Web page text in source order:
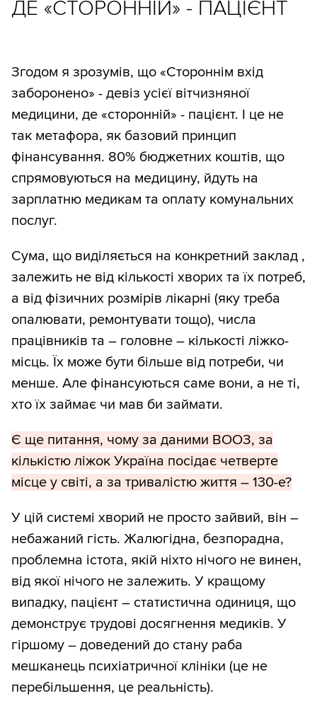
ДЕ «СТОРОННІЙ» - ПАЦІЄНТ
Згодом я зрозумів, що «Стороннім вхід
заборонено» - девіз усієї вітчизняної
медицини, де «сторонній» - пацієнт. І це не
так метафора, як базовий принцип
фінансування. 80% бюджетних коштів, що
спрямовуються на медицину, йдуть на
зарплатню медикам та оплату комунальних
послуг.
Сума, що виділяється на конкретний заклад ,
залежить не від кількості хворих та їх потреб,
а від фізичних розмірів лікарні (яку треба
опалювати, ремонтувати тощо), числа
працівників та – головне – кількості ліжко-
місць. Їх може бути більше від потреби, чи
менше. Але фінансуються саме вони, а не ті,
хто їх займає чи мав би займати.
Є ще питання, чому за даними ВООЗ, за
кількістю ліжок Україна посідає четверте
місце у світі, а за тривалістю життя – 130-е?
У цій системі хворий не просто зайвий, він –
небажаний гість. Жалюгідна, безпорадна,
проблемна істота, якій ніхто нічого не винен,
від якої нічого не залежить. У кращому
випадку, пацієнт – статистична одиниця, що
демонструє трудові досягнення медиків. У
гіршому – доведений до стану раба
мешканець психіатричної клініки (це не
перебільшення, це реальність).